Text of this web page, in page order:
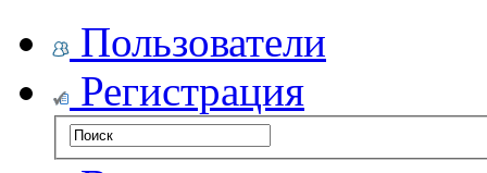
Пользователи
Регистрация